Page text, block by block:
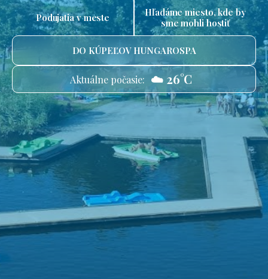
Podujatia v meste
Hľadáme miesto, kde by
sme mohli hostiť
DO KÚPEĽOV HUNGAROSPA
Aktuálne počasie: ☁️ 26°C